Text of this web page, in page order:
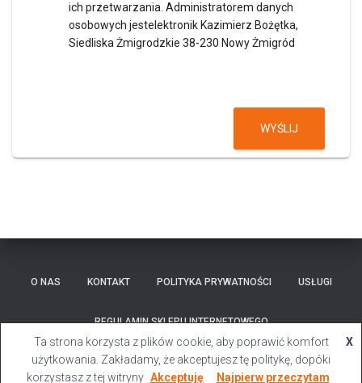
ich przetwarzania. Administratorem danych
osobowych jestelektronik Kazimierz Bożętka,
Siedliska Żmigrodzkie 38-230 Nowy Żmigród
WYŚLIJ
O NAS KONTAKT POLITYKA PRYWATNOŚCI USŁUGI
REGULAMIN SKLEPU INTERNETOWEGO
Hestia | Stworzone przezThemeIsle
Ta strona korzysta z plików cookie, aby poprawić komfort
użytkowania. Zakładamy, że akceptujesz tę politykę, dopóki
korzystasz z tej witryny
X
Akceptuję Najpierw przeczytam